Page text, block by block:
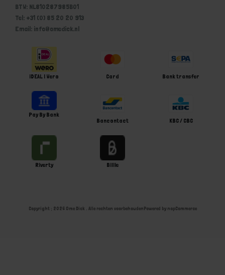
BTW: NL810287985B01
Tel: +31 (0) 85 20 20 913
Email: info@omedick.nl
iDEAL | Wero Card Bank transfer
Pay By Bank
Bancontact
KBC / CBC
Riverty Billie
Copyright ; 2026 Ome Dick . Alle rechten voorbehoudenPowered by nopCommerce